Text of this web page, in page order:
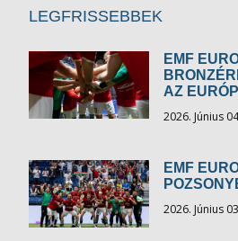
LEGFRISSEBBEK
EMF
AZ
2026. Június
EMF
2026. Június